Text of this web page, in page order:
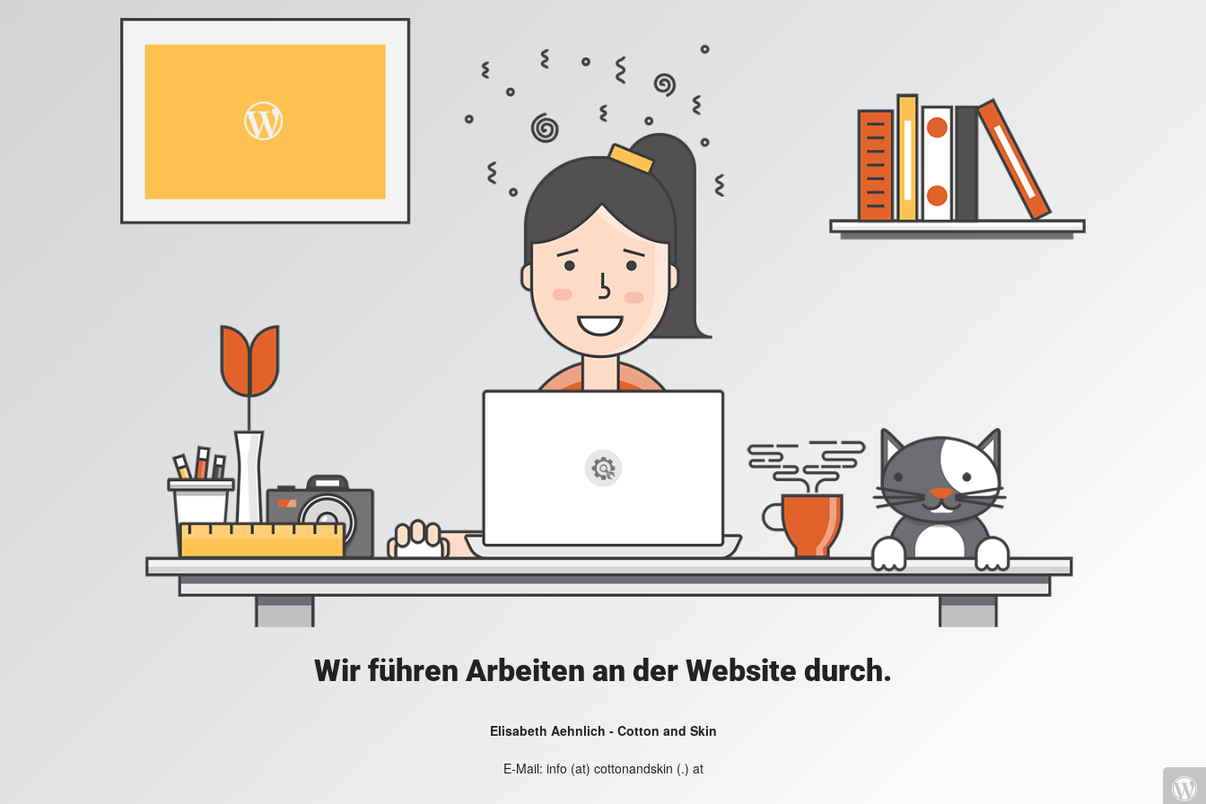
Wir führen Arbeiten an der Website durch.
Elisabeth Aehnlich - Cotton and Skin
E-Mail: info (at) cottonandskin (.) at